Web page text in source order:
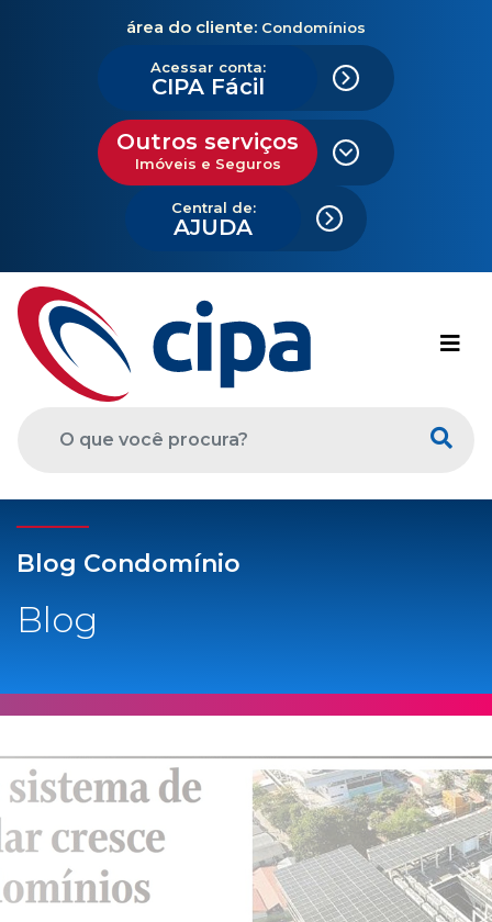
área do cliente: Condomínios
Acessar conta:
CIPA Fácil
Outros serviços
Imóveis e Seguros
Central de:
AJUDA
Blog Condomínio
Blog